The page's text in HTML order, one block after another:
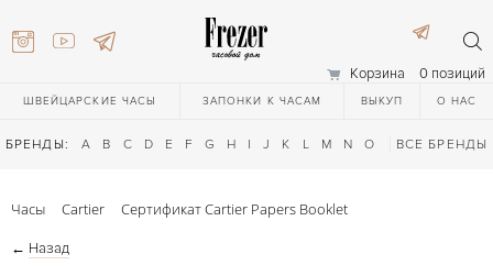
Корзина 0 позиций
ШВЕЙЦАРСКИЕ ЧАСЫ ЗАПОНКИ К ЧАСАМ ВЫКУП О НАС
БРЕНДЫ: A B C D E F G H I J K L M N O Q R S T
ВСЕ БРЕНДЫ
Часы Cartier Сертификат Cartier Papers Booklet
← Назад